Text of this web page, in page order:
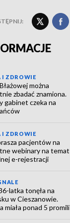
I ZDROWIE
można
zbadać znamiona.
gabinet czeka na
I ZDROWIE
pacjentów na
webinary na temat
e-rejestracji
latka tonęła na
w Cieszanowie.
miała ponad 5 promili